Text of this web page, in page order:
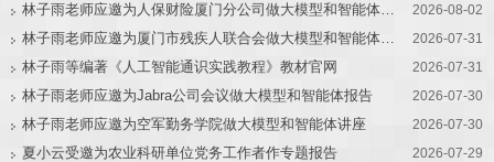
2026-08-02
2026-07-31
林子雨等编著《人工智能通识实践教程》教材官网 2026-07-31
林子雨老师应邀为Jabra公司会议做大模型和智能体报告 2026-07-30
林子雨老师应邀为空军勤务学院做大模型和智能体讲座 2026-07-30
夏小云受邀为农业科研单位党务工作者作专题报告 2026-07-29